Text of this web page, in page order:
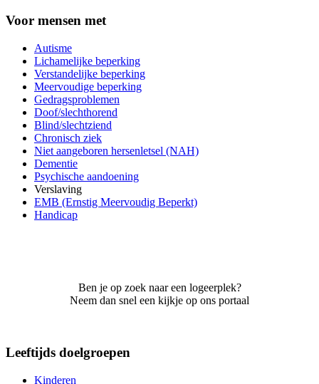
Voor mensen met
Autisme
Lichamelijke beperking
Verstandelijke beperking
Meervoudige beperking
Gedragsproblemen
Doof/slechthorend
Blind/slechtziend
Chronisch ziek
Niet aangeboren hersenletsel (NAH)
Dementie
Psychische aandoening
Verslaving
EMB (Ernstig Meervoudig Beperkt)
Handicap
Ben je op zoek naar een logeerplek?
Neem dan snel een kijkje op ons portaal
Leeftijds doelgroepen
Kinderen